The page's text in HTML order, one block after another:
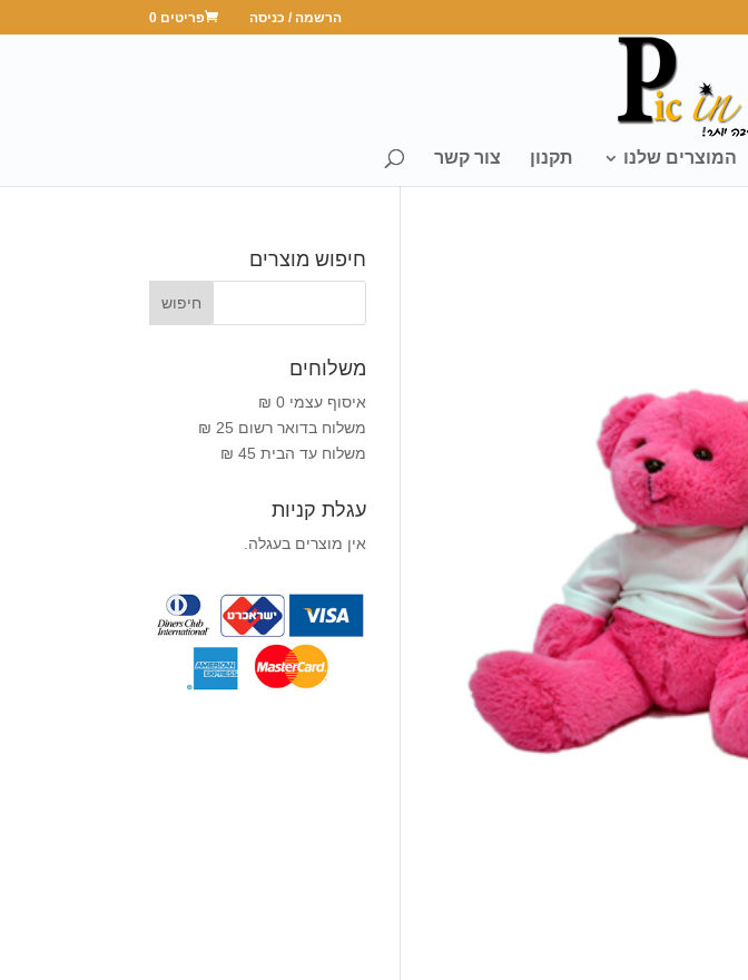
הרשמה / כניסה פריטים 0
המוצרים שלנו תקנון צור קשר
חיפוש מוצרים
משלוחים
איסוף עצמי 0 ₪
משלוח בדואר רשום 25 ₪
משלוח עד הבית 45 ₪
עגלת קניות
אין מוצרים בעגלה.